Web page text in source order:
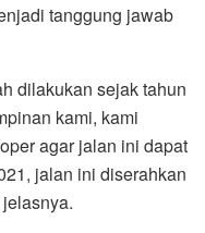
tanggung jawab
dilakukan sejak tahun
kami, kami
agar jalan ini dapat
jalan ini diserahkan